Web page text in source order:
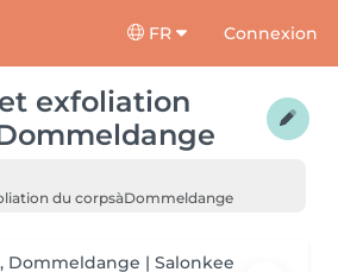
FR Connexion
exfoliation
du corpsàDommeldange